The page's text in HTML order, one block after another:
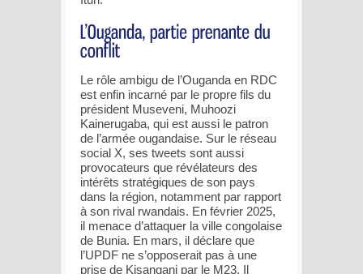
Le rôle ambigu de l’Ouganda en RDC
est enfin incarné par le propre fils du
président Museveni, Muhoozi
Kainerugaba, qui est aussi le patron
de l’armée ougandaise. Sur le réseau
social X, ses tweets sont aussi
provocateurs que révélateurs des
intérêts stratégiques de son pays
dans la région, notamment par rapport
à son rival rwandais. En février 2025,
il menace d’attaquer la ville congolaise
de Bunia. En mars, il déclare que
l’UPDF ne s’opposerait pas à une
prise de Kisangani par le M23. Il